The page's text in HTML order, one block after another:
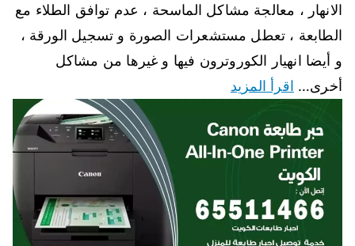
الانهار ، معالجة مشاكل الماسحة ، عدم توافق الطلاء مع
الطابعة ، تعطل مستشعرات الصورة و تسجيل الورقة ،
و أيضا انهيار الكوروترون فيها و غيرها من مشاكل
أخرى… اقرأ المزيد